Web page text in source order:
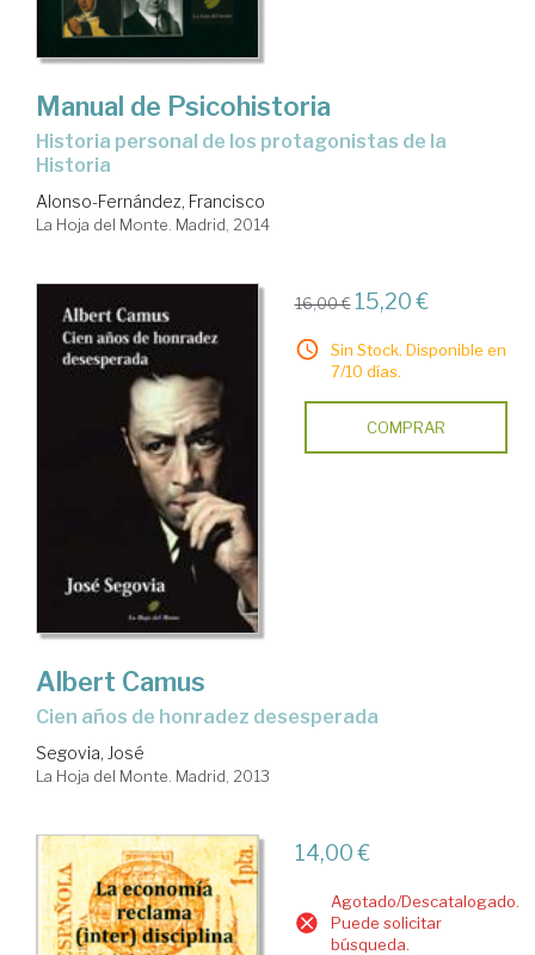
Manual de Psicohistoria
Historia personal de los protagonistas de la
Historia
Alonso-Fernández, Francisco
La Hoja del Monte. Madrid, 2014
16,00 € 15,20 €
Sin Stock. Disponible en
7/10 días.
COMPRAR
Albert Camus
Cien años de honradez desesperada
Segovia, José
La Hoja del Monte. Madrid, 2013
14,00 €
Agotado/Descatalogado.
Puede solicitar
búsqueda.